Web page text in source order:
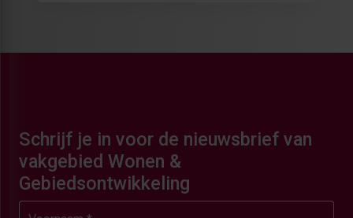
Schrijf je in voor de nieuwsbrief van
vakgebied Wonen &
Gebiedsontwikkeling